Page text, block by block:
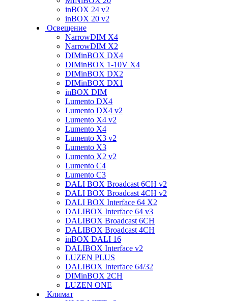
inBOX 24 v2
inBOX 20 v2
Освещение
NarrowDIM X4
NarrowDIM X2
DIMinBOX DX4
DIMinBOX 1-10V X4
DIMinBOX DX2
DIMinBOX DX1
inBOX DIM
Lumento DX4
Lumento DX4 v2
Lumento X4 v2
Lumento X4
Lumento X3 v2
Lumento X3
Lumento X2 v2
Lumento C4
Lumento C3
DALI BOX Broadcast 6CH v2
DALI BOX Broadcast 4CH v2
DALI BOX Interface 64 X2
DALIBOX Interface 64 v3
DALIBOX Broadcast 6CH
DALIBOX Broadcast 4CH
inBOX DALI 16
DALIBOX Interface v2
LUZEN PLUS
DALIBOX Interface 64/32
DIMinBOX 2CH
LUZEN ONE
Климат